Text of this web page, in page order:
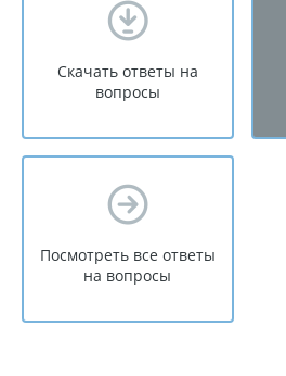
Скачать ответы на
вопросы
Посмотреть все ответы
на вопросы